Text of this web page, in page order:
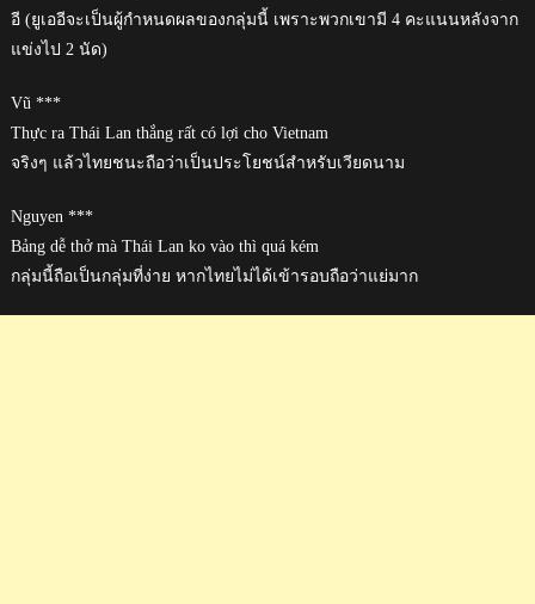
อี (ยูเออีจะเป็นผู้กำหนดผลของกลุ่มนี้ เพราะพวกเขามี 4 คะแนนหลังจาก
แข่งไป 2 นัด)
Vũ ***
Thực ra Thái Lan thắng rất có lợi cho Vietnam
จริงๆ แล้วไทยชนะถือว่าเป็นประโยชน์สำหรับเวียดนาม
Nguyen ***
Bảng dễ thở mà Thái Lan ko vào thì quá kém
กลุ่มนี้ถือเป็นกลุ่มที่ง่าย หากไทยไม่ได้เข้ารอบถือว่าแย่มาก